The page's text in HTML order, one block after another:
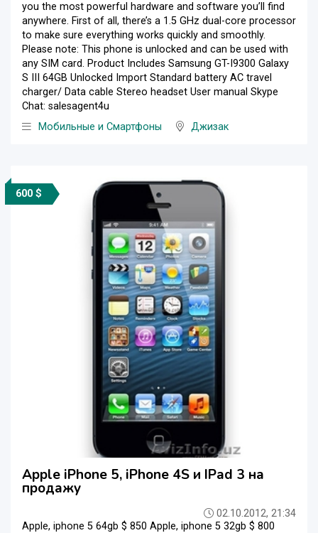
you the most powerful hardware and software you’ll find
anywhere. First of all, there’s a 1.5 GHz dual-core processor
to make sure everything works quickly and smoothly.
Please note: This phone is unlocked and can be used with
any SIM card. Product Includes Samsung GT-I9300 Galaxy
S III 64GB Unlocked Import Standard battery AC travel
charger/ Data cable Stereo headset User manual Skype
Chat: salesagent4u
Мобильные и Смартфоны
Джизак
600 $
Apple iPhone 5, iPhone 4S и IPad 3 на
продажу
02.10.2012, 21:34
Apple, iphone 5 64gb $ 850 Apple, iphone 5 32gb $ 800